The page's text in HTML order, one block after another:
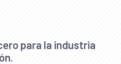
para la industria